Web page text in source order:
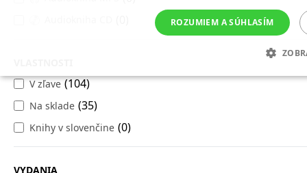
Možno sa vám budú páčiť tieto knihy
V zľave (104)
Na sklade (35)
Knihy v slovenčine (0)
VYDANIA
ROZUMIEM A SÚHLASÍM
POTREBNÉ ANALYTICKÉ